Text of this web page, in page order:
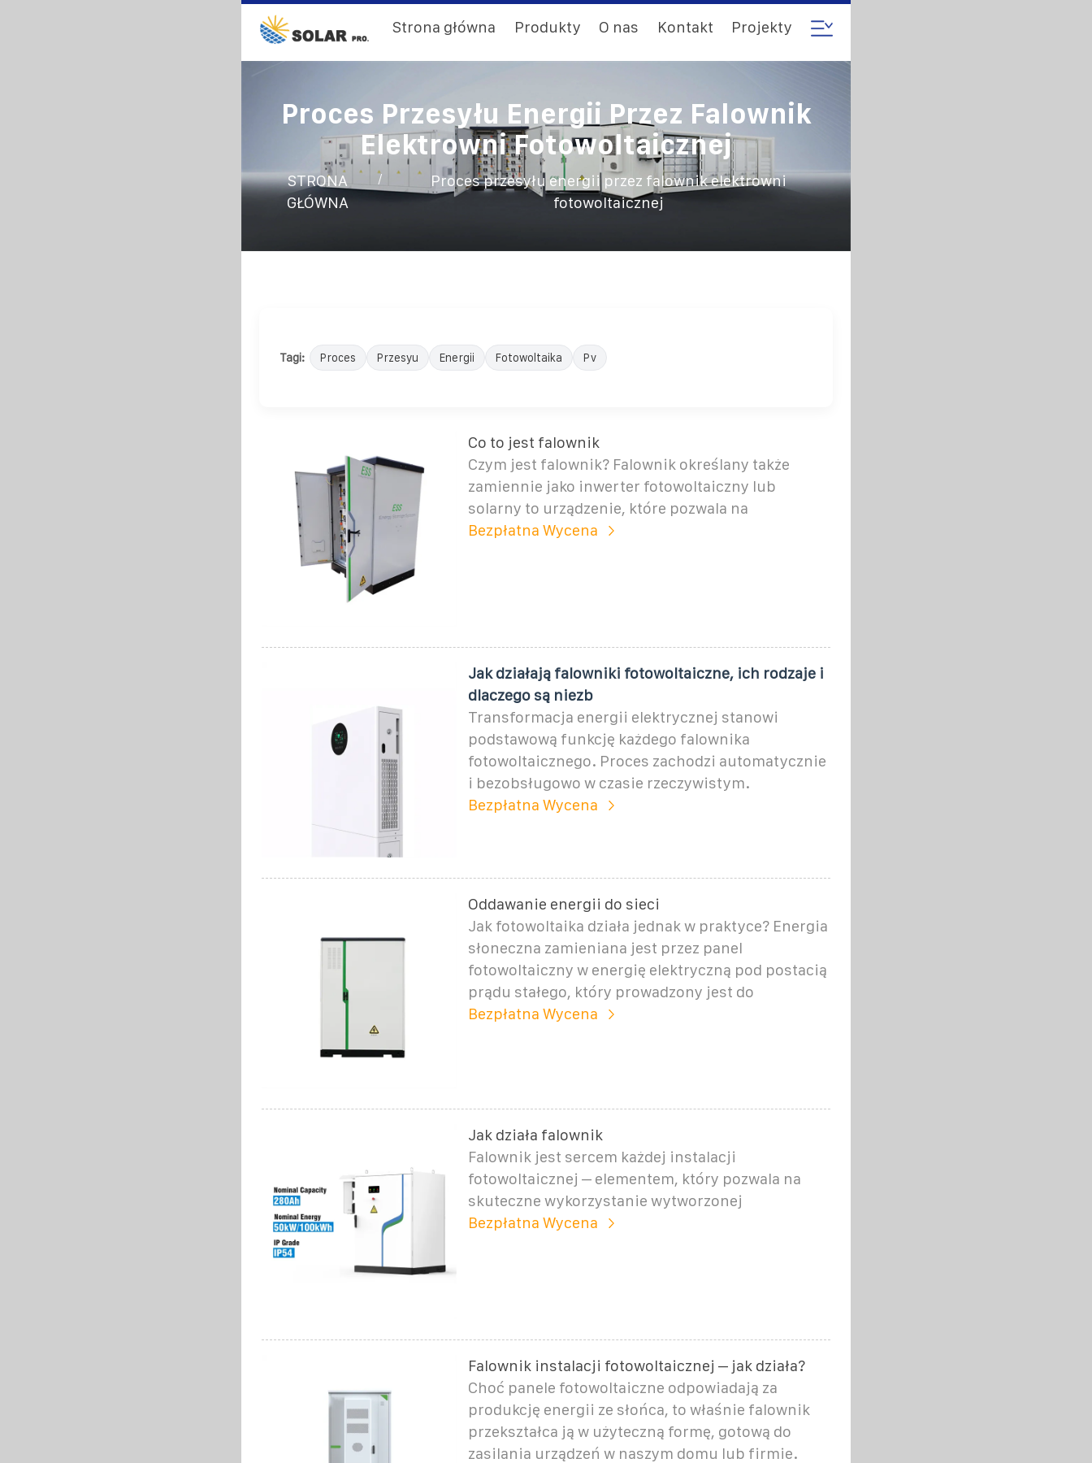
Strona główna Produkty O nas Kontakt Projekty
Proces Przesyłu Energii Przez Falownik
Elektrowni Fotowoltaicznej
STRONA
GŁÓWNA
/
Proces przesyłu energii przez falownik elektrowni
fotowoltaicznej
Tagi: Proces Przesyu Energii Fotowoltaika Pv
Co to jest falownik
Czym jest falownik? Falownik określany także
zamiennie jako inwerter fotowoltaiczny lub
solarny to urządzenie, które pozwala na
Bezpłatna Wycena
Jak działają falowniki fotowoltaiczne, ich rodzaje i
dlaczego są niezb
Transformacja energii elektrycznej stanowi
podstawową funkcję każdego falownika
fotowoltaicznego. Proces zachodzi automatycznie
i bezobsługowo w czasie rzeczywistym.
Bezpłatna Wycena
Oddawanie energii do sieci
Jak fotowoltaika działa jednak w praktyce? Energia
słoneczna zamieniana jest przez panel
fotowoltaiczny w energię elektryczną pod postacią
prądu stałego, który prowadzony jest do
Bezpłatna Wycena
Jak działa falownik
Falownik jest sercem każdej instalacji
fotowoltaicznej – elementem, który pozwala na
skuteczne wykorzystanie wytworzonej
Bezpłatna Wycena
Falownik instalacji fotowoltaicznej – jak działa?
Choć panele fotowoltaiczne odpowiadają za
produkcję energii ze słońca, to właśnie falownik
przekształca ją w użyteczną formę, gotową do
zasilania urządzeń w naszym domu lub firmie.